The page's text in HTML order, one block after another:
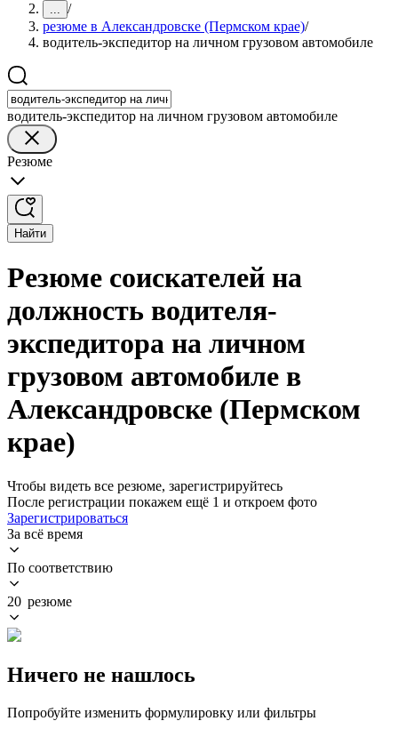
... /
резюме в Александровске (Пермском крае)/
водитель-экспедитор на личном грузовом автомобиле
водитель-экспедитор на личном грузовом автомобиле
Резюме
Найти
Резюме соискателей на
должность водителя-
экспедитора на личном
грузовом автомобиле в
Александровске (Пермском
крае)
Чтобы видеть все резюме, зарегистрируйтесь
После регистрации покажем ещё 1 и откроем фото
Зарегистрироваться
За всё время
По соответствию
20 резюме
Ничего не нашлось
Попробуйте изменить формулировку или фильтры